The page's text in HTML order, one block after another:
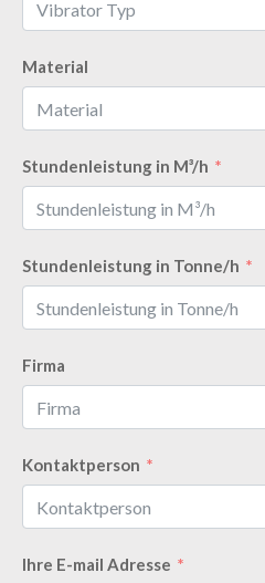
Material
Stundenleistung in M³/h
Stundenleistung in Tonne/h
Firma
Kontaktperson
Ihre E-mail Adresse